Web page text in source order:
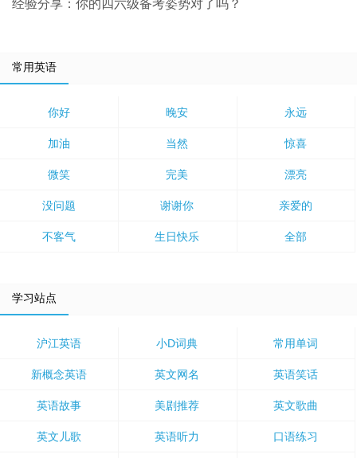
经验分享：你的四六级备考姿势对了吗？
常用英语
你好 晚安 永远
加油 当然 惊喜
微笑 完美 漂亮
没问题 谢谢你 亲爱的
不客气 生日快乐 全部
学习站点
沪江英语 小D词典 常用单词
新概念英语 英文网名 英语笑话
英语故事 美剧推荐 英文歌曲
英文儿歌 英语听力 口语练习